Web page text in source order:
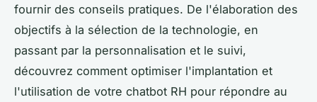
fournir des conseils pratiques. De l'élaboration des
objectifs à la sélection de la technologie, en
passant par la personnalisation et le suivi,
découvrez comment optimiser l'implantation et
l'utilisation de votre chatbot RH pour répondre au